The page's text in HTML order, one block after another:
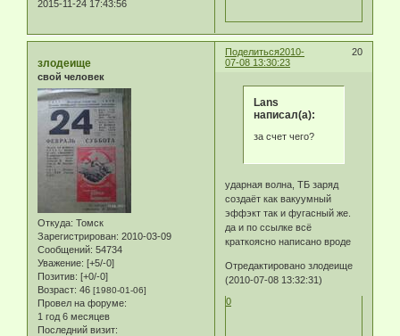
2015-11-24 17:43:56
Поделиться 20
2010-
07-08 13:30:23
злодеище
свой человек
Откуда: Томск
Зарегистрирован: 2010-03-09
Сообщений: 54734
Уважение: [+5/-0]
Позитив: [+0/-0]
Возраст: 46 [1980-01-06]
Провел на форуме:
1 год 6 месяцев
Последний визит:
Lans
написал(а):
за счет чего?
ударная волна, ТБ заряд
создаёт как вакуумный
эффэкт так и фугасный же.
да и по ссылке всё
краткоясно написано вроде
Отредактировано злодеище
(2010-07-08 13:32:31)
0